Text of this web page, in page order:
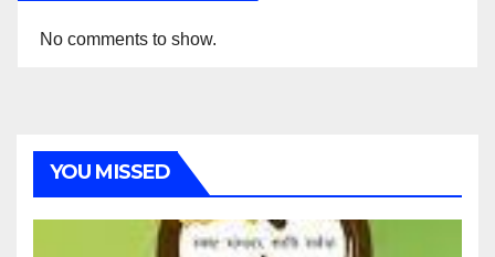
No comments to show.
YOU MISSED